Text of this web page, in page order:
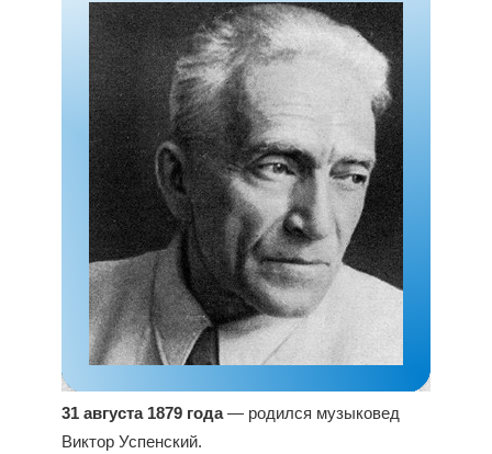
31 августа 1879 года— родился музыковед
Виктор Успенский.